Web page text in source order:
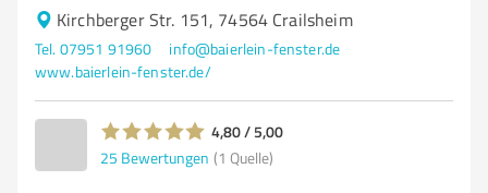
Kirchberger Str. 151, 74564 Crailsheim
Tel. 07951 91960
info@baierlein-fenster.de
www.baierlein-fenster.de/
4,80 / 5,00
25 Bewertungen (1 Quelle)